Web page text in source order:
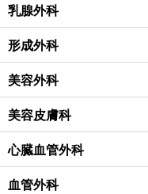
乳腺外科
形成外科
美容外科
美容皮膚科
心臓血管外科
血管外科